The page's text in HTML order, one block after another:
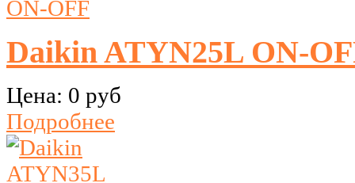
Daikin ATYN25L ON-
Цена: 0 руб
Подробнее